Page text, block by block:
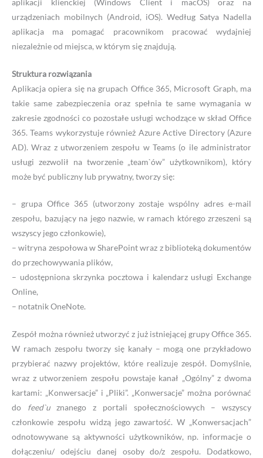
urządzeniach mobilnych (Android, iOS). Według Satya Nadella
aplikacja ma pomagać pracownikom pracować wydajniej
niezależnie od miejsca, w którym się znajdują.
Struktura rozwiązania
Aplikacja opiera się na grupach Office 365, Microsoft Graph, ma
takie same zabezpieczenia oraz spełnia te same wymagania w
zakresie zgodności co pozostałe usługi wchodzące w skład Office
365. Teams wykorzystuje również Azure Active Directory (Azure
AD). Wraz z utworzeniem zespołu w Teams (o ile administrator
usługi zezwolił na tworzenie „team`ów” użytkownikom), który
może być publiczny lub prywatny, tworzy się:
– grupa Office 365 (utworzony zostaje wspólny adres e-mail
zespołu, bazujący na jego nazwie, w ramach którego zrzeszeni są
wszyscy jego członkowie),
– witryna zespołowa w SharePoint wraz z biblioteką dokumentów
do przechowywania plików,
– udostępniona skrzynka pocztowa i kalendarz usługi Exchange
Online,
– notatnik OneNote.
Zespół można również utworzyć z już istniejącej grupy Office 365.
W ramach zespołu tworzy się kanały – mogą one przykładowo
przybierać nazwy projektów, które realizuje zespół. Domyślnie,
wraz z utworzeniem zespołu powstaje kanał „Ogólny” z dwoma
kartami: „Konwersacje” i „Pliki”. „Konwersacje” można porównać
do feed`uznanego z portali społecznościowych – wszyscy
członkowie zespołu widzą jego zawartość. W „Konwersacjach”
odnotowywane są aktywności użytkowników, np. informacje o
dołączeniu/ odejściu danej osoby do/z zespołu. Dodatkowo,